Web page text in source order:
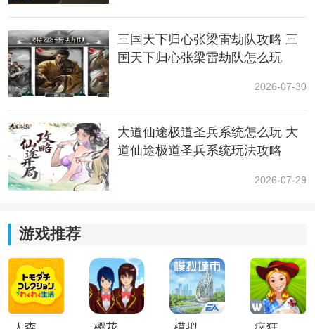
另外，在2.7版本中，差分宇宙迎来更新（我们可以通过
新方程、奇物、加权奇物和事件外，还新增了部分稳态
数组挑战。移除首领敌人萨姆，新增步离战首·呼雷。同
时，差分宇宙的拟合等级将会扩充至100级，开启更多可
获取奖励。
三国天下归心张梁雷劫队攻略 三
国天下归心张梁雷劫队怎么玩
2026-07-30
大道仙途极道圣兵系统怎么玩 大
道仙途极道圣兵系统玩法攻略
2026-07-29
游戏推荐